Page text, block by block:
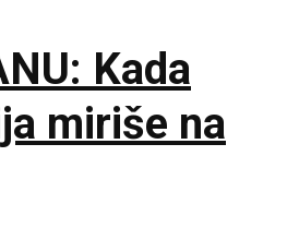
Kada
miriše na